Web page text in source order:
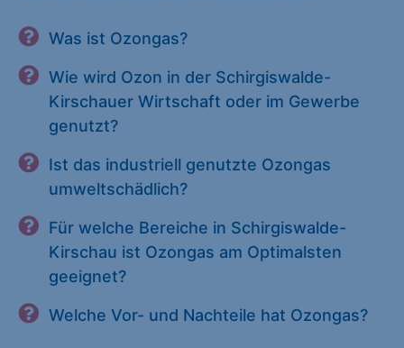
Was ist Ozongas?
Wie wird Ozon in der Schirgiswalde-
Kirschauer Wirtschaft oder im Gewerbe
genutzt?
Ist das industriell genutzte Ozongas
umweltschädlich?
Für welche Bereiche in Schirgiswalde-
Kirschau ist Ozongas am Optimalsten
geeignet?
Welche Vor- und Nachteile hat Ozongas?